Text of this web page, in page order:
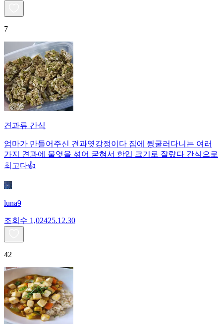
7
견과류 간식
엄마가 만들어주신 견과엿강정이다 집에 뒹굴러다니는 여러
가지 견과에 물엿을 섞어 굳혀서 한입 크기로 잘랐다 간식으로
최고다👍
luna9
조회수 1,02425.12.30
42